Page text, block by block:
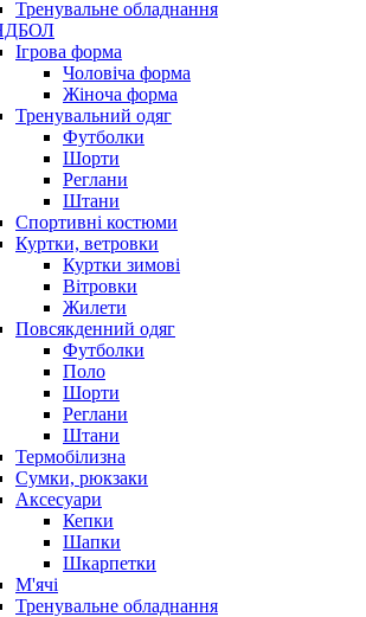
Тренувальне обладнання
Ігрова форма
Чоловіча форма
Жіноча форма
Тренувальний одяг
Футболки
Шорти
Реглани
Штани
Спортивні костюми
Куртки, ветровки
Куртки зимові
Вітровки
Жилети
Повсякденний одяг
Футболки
Поло
Шорти
Реглани
Штани
Термобілизна
Сумки, рюкзаки
Аксесуари
Кепки
Шапки
Шкарпетки
М'ячі
Тренувальне обладнання